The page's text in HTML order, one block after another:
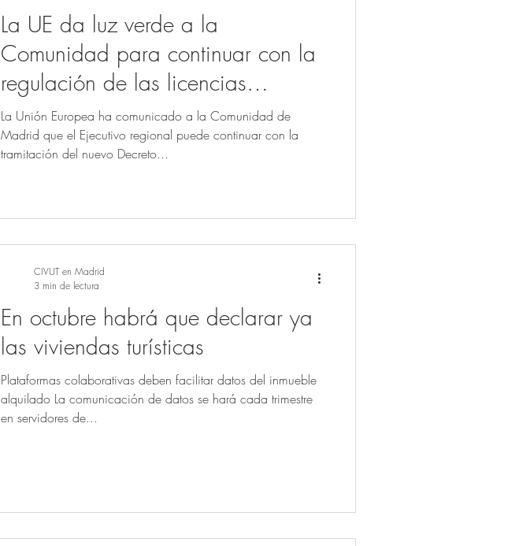
La UE da luz verde a la
Comunidad para continuar con la
regulación de las licencias
turísticas
La Unión Europea ha comunicado a la Comunidad de
Madrid que el Ejecutivo regional puede continuar con la
tramitación del nuevo Decreto...
En octubre habrá que declarar ya
las viviendas turísticas
Plataformas colaborativas deben facilitar datos del inmueble
alquilado La comunicación de datos se hará cada trimestre
en servidores de...
CIVUT en Madrid
3 min de lectura